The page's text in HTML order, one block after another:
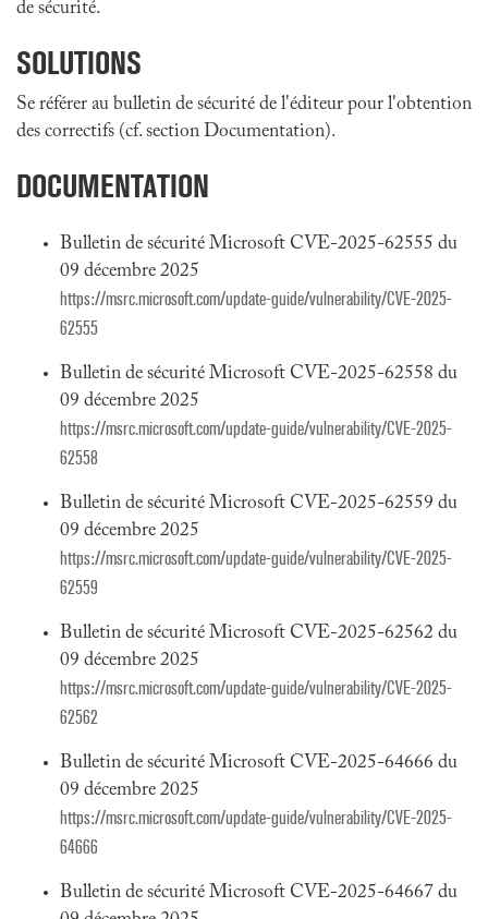
de sécurité.
SOLUTIONS
Se référer au bulletin de sécurité de l'éditeur pour l'obtention
des correctifs (cf. section Documentation).
DOCUMENTATION
Bulletin de sécurité Microsoft CVE-2025-62555 du
09 décembre 2025
https://msrc.microsoft.com/update-guide/vulnerability/CVE-2025-
62555
Bulletin de sécurité Microsoft CVE-2025-62558 du
09 décembre 2025
https://msrc.microsoft.com/update-guide/vulnerability/CVE-2025-
62558
Bulletin de sécurité Microsoft CVE-2025-62559 du
09 décembre 2025
https://msrc.microsoft.com/update-guide/vulnerability/CVE-2025-
62559
Bulletin de sécurité Microsoft CVE-2025-62562 du
09 décembre 2025
https://msrc.microsoft.com/update-guide/vulnerability/CVE-2025-
62562
Bulletin de sécurité Microsoft CVE-2025-64666 du
09 décembre 2025
https://msrc.microsoft.com/update-guide/vulnerability/CVE-2025-
64666
Bulletin de sécurité Microsoft CVE-2025-64667 du